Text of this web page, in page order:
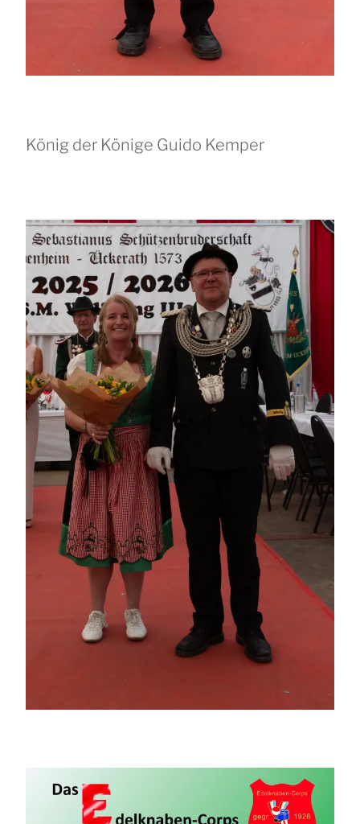
König der Könige Guido Kemper